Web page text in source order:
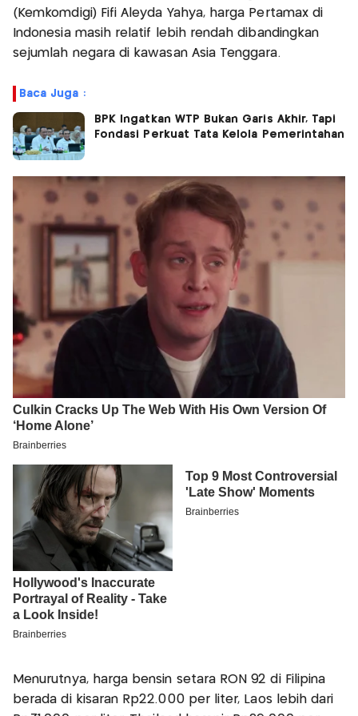
(Kemkomdigi) Fifi Aleyda Yahya, harga Pertamax di
Indonesia masih relatif lebih rendah dibandingkan
sejumlah negara di kawasan Asia Tenggara.
Baca Juga :
BPK Ingatkan WTP Bukan Garis Akhir, Tapi
Fondasi Perkuat Tata Kelola Pemerintahan
Menurutnya, harga bensin setara RON 92 di Filipina
berada di kisaran Rp22.000 per liter, Laos lebih dari